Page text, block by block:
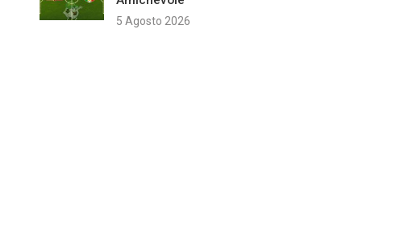
5 Agosto 2026